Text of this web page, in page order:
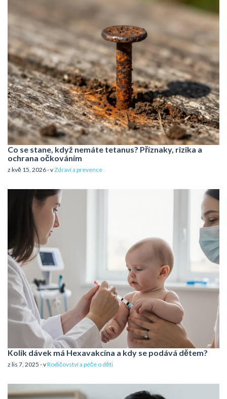
Co se stane, když nemáte tetanus? Příznaky, rizika a
ochrana očkováním
z kvě 15, 2026 - vZdraví a prevence
Kolik dávek má Hexavakcína a kdy se podává dětem?
z lis 7, 2025 - vRodičovství a péče o děti